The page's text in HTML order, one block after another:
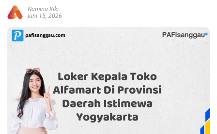
Namina Kiki
Juni 15, 2026